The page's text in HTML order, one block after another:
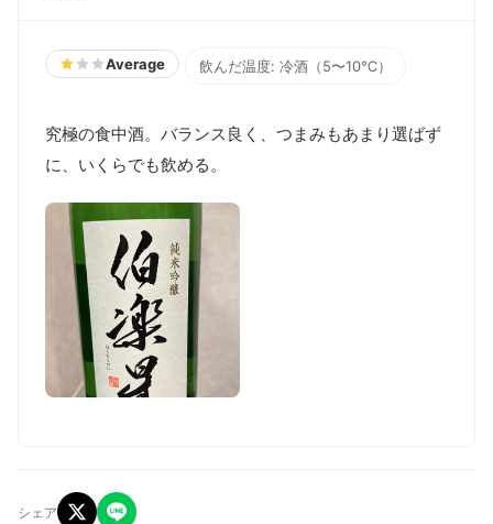
Average 飲んだ温度: 冷酒（5〜10℃）
究極の食中酒。バランス良く、つまみもあまり選ばず
に、いくらでも飲める。
シェア